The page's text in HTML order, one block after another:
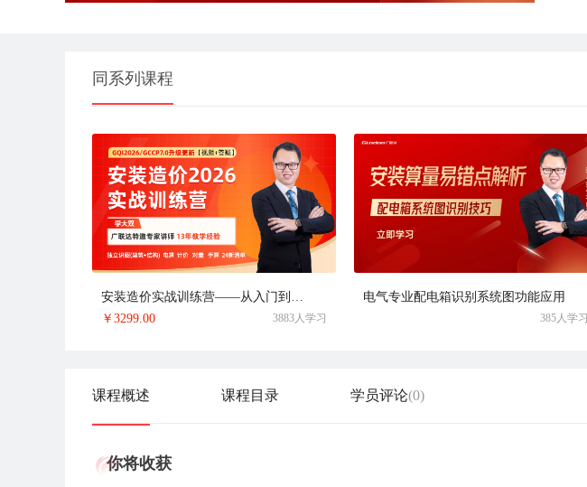
同系列课程
安装造价实战训练营——从入门到提升
￥ 3299.00 3883人学习
电气专业配电箱识别系统图功能应用
385人学习
课程概述 课程目录 学员评论(0)
你将收获